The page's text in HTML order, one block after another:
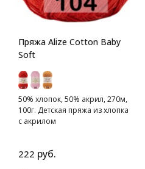
Пряжа Alize Cotton Baby
Soft
50% хлопок, 50% акрил, 270м,
100г. Детская пряжа из хлопка
с акрилом
222 руб.